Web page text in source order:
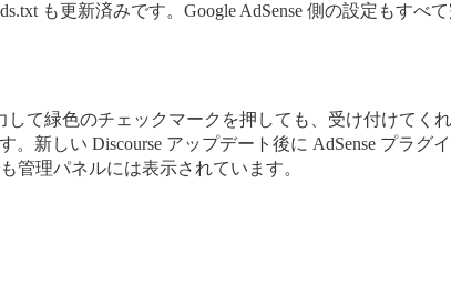
も更新済みです。Google AdSense 側の設定もすべて
て緑色のチェックマークを押しても、受け付けてく
新しい Discourse アップデート後に AdSense プラグ
管理パネルには表示されています。